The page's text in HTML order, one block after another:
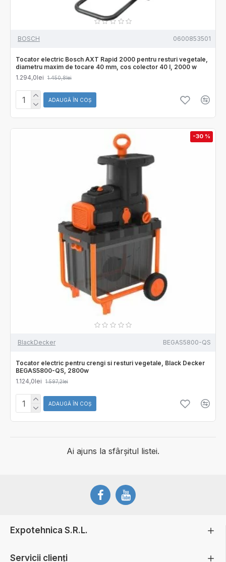
BOSCH 0600853501
Tocator electric Bosch AXT Rapid 2000 pentru resturi vegetale,
diametru maxim de tocare 40 mm, cos colector 40 l, 2000 w
1.294,0lei
1.450,8lei
ADAUGĂ ÎN COŞ
-30 %
BlackDecker BEGAS5800-QS
Tocator electric pentru crengi si resturi vegetale, Black Decker
BEGAS5800-QS, 2800w
1.124,0lei
1.597,2lei
ADAUGĂ ÎN COŞ
Ai ajuns la sfârșitul listei.
Expotehnica S.R.L.
Servicii clienți